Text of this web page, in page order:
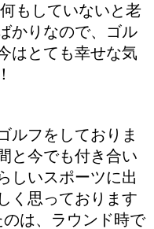
もしていないと老
かりなので、ゴル
はとても幸せな気
ルフをしておりま
と今でも付き合い
しいスポーツに出
く思っております
は、ラウンド時で